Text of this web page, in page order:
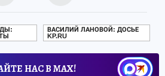
ВАСИЛИЙ ЛАНОВОЙ: ДОСЬЕ
KP.RU
НАС В МАХ!